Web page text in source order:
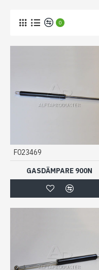
0
F023469
GASDÄMPARE 900N